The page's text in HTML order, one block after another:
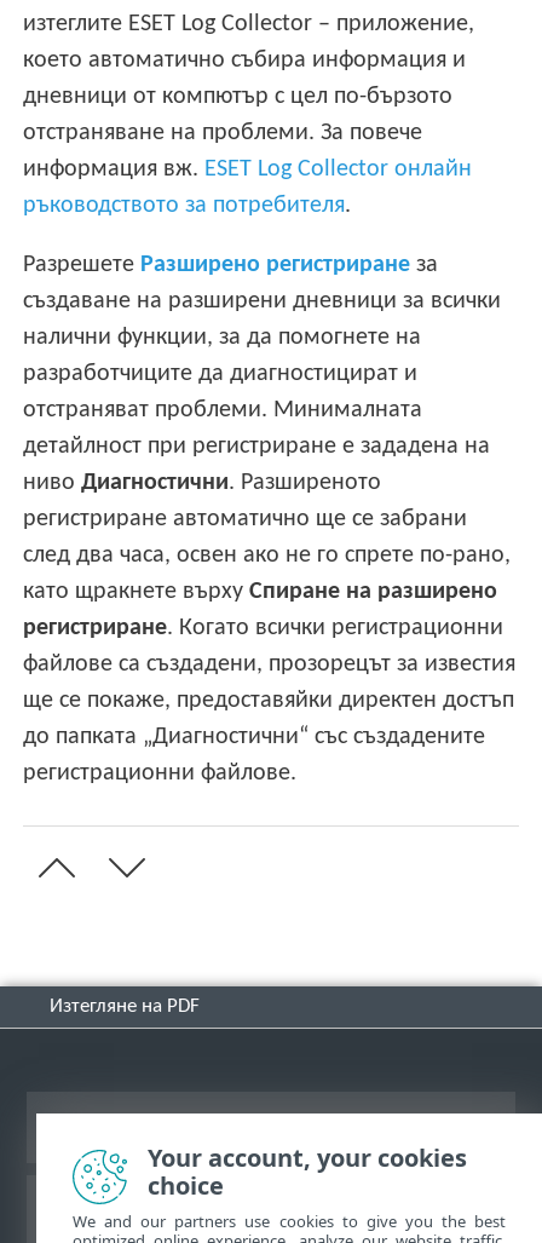
изтеглите ESET Log Collector – приложение,
което автоматично събира информация и
дневници от компютър с цел по-бързото
отстраняване на проблеми. За повече
информация вж. ESET Log Collector онлайн
ръководството за потребителя.
Разрешете Разширено регистриране за
създаване на разширени дневници за всички
налични функции, за да помогнете на
разработчиците да диагностицират и
отстраняват проблеми. Минималната
детайлност при регистриране е зададена на
нивоДиагностични. Разширеното
регистриране автоматично ще се забрани
след два часа, освен ако не го спрете по-рано,
като щракнете върхуСпиране на разширено
регистриране. Когато всички регистрационни
файлове са създадени, прозорецът за известия
ще се покаже, предоставяйки директен достъп
до папката „Диагностични“ със създадените
регистрационни файлове.
Изтегляне на PDF
База със знания на ESET
Your account, your cookies
choice
We and our partners use cookies to give you the best